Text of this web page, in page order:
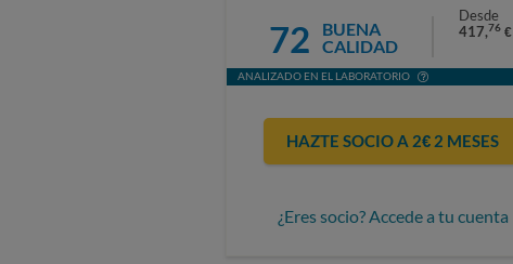
72
BUENA
CALIDAD
Desde
417,76 €
ANALIZADO EN EL LABORATORIO
HAZTE SOCIO A 2€ 2 MESES
¿Eres socio? Accede a tu cuenta